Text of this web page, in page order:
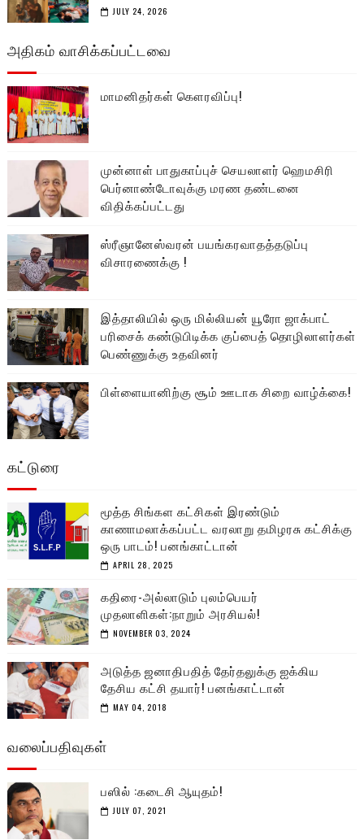
JULY 24, 2026
அதிகம் வாசிக்கப்பட்டவை
மாமனிதர்கள் கௌரவிப்பு!
முன்னாள் பாதுகாப்புச் செயலாளர் ஹெமசிரி
பெர்னாண்டோவுக்கு மரண தண்டனை
விதிக்கப்பட்டது
ஸ்ரீஞானேஸ்வரன் பயங்கரவாதத்தடுப்பு
விசாரணைக்கு !
இத்தாலியில் ஒரு மில்லியன் யூரோ ஜாக்பாட்
பரிசைக் கண்டுபிடிக்க குப்பைத் தொழிலாளர்கள்
பெண்ணுக்கு உதவினர்
பிள்ளையானிற்கு சூம் ஊடாக சிறை வாழ்க்கை!
கட்டுரை
மூத்த சிங்கள கட்சிகள் இரண்டும்
காணாமலாக்கப்பட்ட வரலாறு தமிழரசு கட்சிக்கு
ஒரு பாடம்! பனங்காட்டான்
APRIL 28, 2025
கதிரை-அல்லாடும் புலம்பெயர்
முதலாளிகள்:நாறும் அரசியல்!
NOVEMBER 03, 2024
அடுத்த ஜனாதிபதித் தேர்தலுக்கு ஐக்கிய
தேசிய கட்சி தயார்! பனங்காட்டான்
MAY 04, 2018
வலைப்பதிவுகள்
பஸில் :கடைசி ஆயுதம்!
JULY 07, 2021